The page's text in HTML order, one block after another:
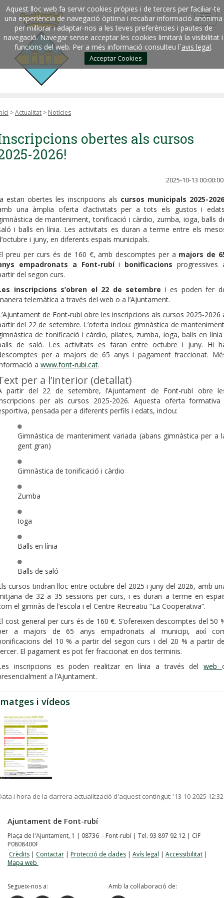
Aquest lloc web fa servir cookies pròpies i de tercers per faciliar-te
una experiència de navegació òptima i recabar informació anònima
per millorar i adaptar-nos a les teves preferències i pautes de
navegació. Navegar sense acceptar les cookies limitarà la visibilitat i
funcions del web. Per a més informació consulteu l´avis legal.
Acceptar Cookies
>Actualitat > Notícies
obertes als cursos
2026!
2025-10-13 00:00:00
estan obertes les inscripcions als cursos municipals 2025-2026
una àmplia oferta d’activitats per a tots els gustos i
de manteniment, tonificació i càrdio, zumba, ioga, balls
i balls en línia. Les activitats es duran a terme entre els
i juny, en diferents espais municipals.
preu per curs és de 160 €, amb descomptes per a majors de
empadronats a Font-rubíi bonificacions progressives
del segon curs.
inscripcions s’obren el 22 de setembre i es poden fer
telemàtica a través del web o a l’Ajuntament.
de Font-rubí obre les inscripcions als cursos 2025-2026
del 22 de setembre. L’oferta inclou: gimnàstica de
de tonificació i càrdio, pilates, zumba, ioga, balls en
de saló. Les activitats es faran entre octubre i juny. Hi
per a majors de 65 anys i pagament fraccionat.
a www.font-rubi.cat.
per a l’interior (detallat)
partir del 22 de setembre, l’Ajuntament de Font-rubí obre
per als cursos 2025-2026. Aquesta oferta
pensada per a diferents perfils i edats, inclou:
Gimnàstica de manteniment variada (abans gimnàstica per a
gent gran)
Gimnàstica de tonificació i càrdio
Zumba
Ioga
Balls en línia
Balls de saló
cursos tindran lloc entre octubre del 2025 i juny del 2026, amb
de 32 a 35 sessions per curs, i es duran a terme en
el gimnàs de l’escola i el Centre Recreatiu “La Cooperativa”.
cost general per curs és de 160 €. S’ofereixen descomptes del 50
a majors de 65 anys empadronats al municipi, així
del 10 % a partir del segon curs i del 20 % a partir
El pagament es pot fer fraccionat en dos terminis.
inscripcions es poden realitzar en línia a través delweb
a l’Ajuntament.
i vídeos
i hora de la darrera actualització d'aquest contingut: '13-10-2025 12:32
Ajuntament de Font-rubí
Plaça de l'Ajuntament, 1 | 08736 - Font-rubí | Tel. 93 897 92 12 | CIF
P0808400F
Crèdits | Contactar | Protecció de dades | Avís legal | Accessibilitat |
Mapa web
Segueix-nos a: Amb la col·laboració de: